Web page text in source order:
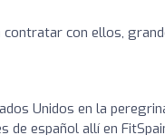
contratar con ellos,
Unidos en la
de español allí en